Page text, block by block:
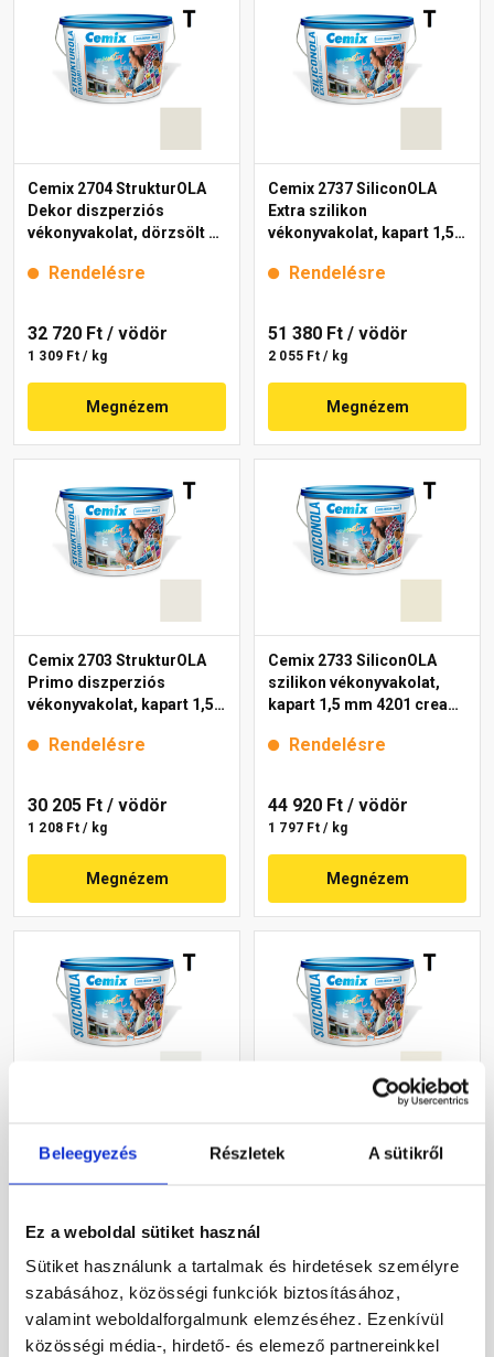
Beleegyezés Részletek A sütikről
Ez a weboldal sütiket használ
Sütiket használunk a tartalmak és hirdetések személyre
szabásához, közösségi funkciók biztosításához,
valamint weboldalforgalmunk elemzéséhez. Ezenkívül
közösségi média-, hirdető- és elemező partnereinkkel
Cemix 2704 StrukturOLA
Dekor diszperziós
vékonyvakolat, dörzsölt 2
Rendelésre
32 720 Ft / vödör
1 309 Ft / kg
Megnézem
Cemix 2737 SiliconOLA
Extra szilikon
vékonyvakolat, kapart 1,5
Rendelésre
51 380 Ft / vödör
2 055 Ft / kg
Megnézem
Cemix 2703 StrukturOLA
Primo diszperziós
vékonyvakolat, kapart 1,5
Rendelésre
30 205 Ft / vödör
1 208 Ft / kg
Megnézem
Cemix 2733 SiliconOLA
szilikon vékonyvakolat,
kapart 1,5 mm 4201 cream
Rendelésre
44 920 Ft / vödör
1 797 Ft / kg
Megnézem
szilikon vékonyvakolat,
44 920 Ft/ vödör
1 797 Ft / kg
Megnézem
szilikon vékonyvakolat,
44 920 Ft/ vödör
1 797 Ft / kg
Megnézem